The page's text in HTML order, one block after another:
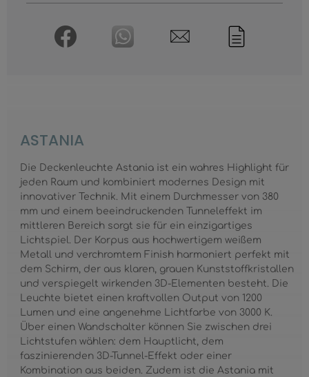
ASTANIA
Die Deckenleuchte Astania ist ein wahres Highlight für
jeden Raum und kombiniert modernes Design mit
innovativer Technik. Mit einem Durchmesser von 380
mm und einem beeindruckenden Tunneleffekt im
mittleren Bereich sorgt sie für ein einzigartiges
Lichtspiel. Der Korpus aus hochwertigem weißem
Metall und verchromtem Finish harmoniert perfekt mit
dem Schirm, der aus klaren, grauen Kunststoffkristallen
und verspiegelt wirkenden 3D-Elementen besteht. Die
Leuchte bietet einen kraftvollen Output von 1200
Lumen und eine angenehme Lichtfarbe von 3000 K.
Über einen Wandschalter können Sie zwischen drei
Lichtstufen wählen: dem Hauptlicht, dem
faszinierenden 3D-Tunnel-Effekt oder einer
Kombination aus beiden. Zudem ist die Astania mit